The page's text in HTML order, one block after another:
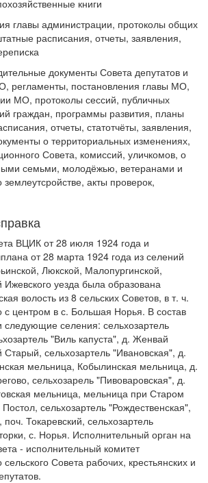
книги
главы администрации, протоколы общих
расписания, отчеты, заявления,
документы Совета депутатов и
регламенты, постановления главы МО,
МО, протоколы сессий, публичных
граждан, программы развития, планы
отчеты, статотчёты, заявления,
о территориальных изменениях,
Совета, комиссий, уличкомов, о
семьми, молодёжью, ветеранами и
акты проверок,
ВЦИК от 28 июля 1924 года и
от 28 марта 1924 года из селений
Люкской, Малопургинской,
Ижевского уезда была образована
волость из 8 сельских Советов, в т. ч.
с центром в с. Большая Норья. В состав
следующие селения: сельхозартель
"Виль капуста", д. Женвай
сельхозартель "Ивановская", д.
мельница, Кобылинская мельница, д.
сельхозарель "Пивоваровская", д.
мельница, мельница при Старом
сельхозартель "Рождественская",
Токаревский, сельхозартель
с. Норья. Исполнительный орган на
- исполнительный комитет
Совета рабочих, крестьянских и